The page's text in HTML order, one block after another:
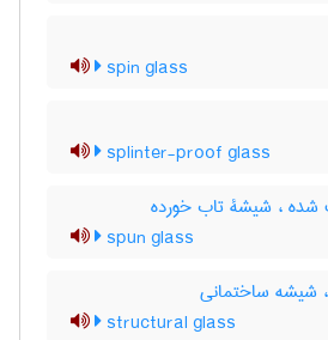
spin glass
splinter-proof glass
شده ، شیشۀ تاب خورده
spun glass
شیشه ساختمانی
structural glass